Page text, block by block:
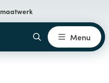
maatwerk
Menu